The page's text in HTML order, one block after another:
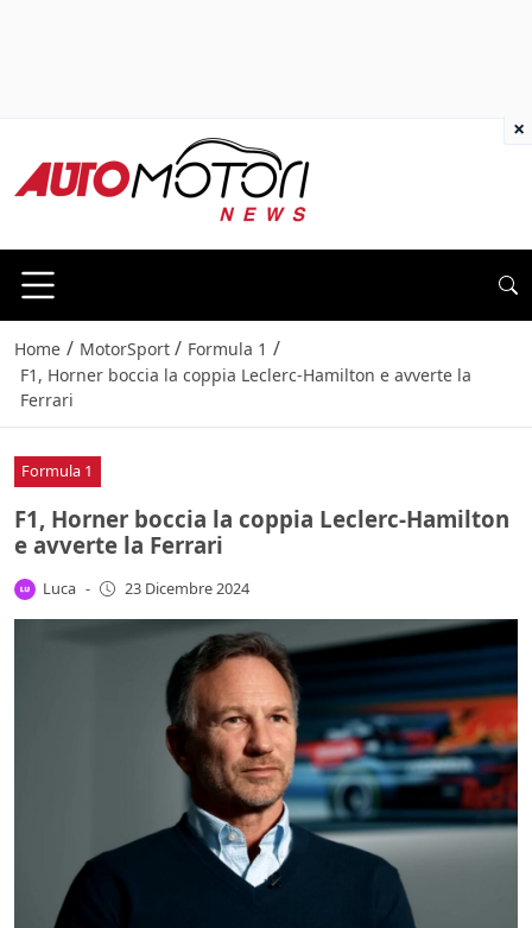
Home / MotorSport / Formula 1 /
F1, Horner boccia la coppia Leclerc-Hamilton e avverte la
Ferrari
Formula 1
F1, Horner boccia la coppia Leclerc-Hamilton
e avverte la Ferrari
Luca - 23 Dicembre 2024
×